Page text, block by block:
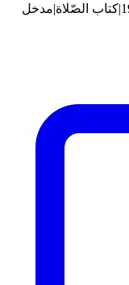
شرح زاد المستقنع (حلقات إذاعية)|18 من 194|كتاب الصّلاة|مدخل